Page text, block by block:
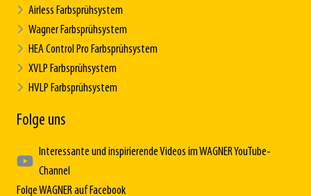
Airless Farbsprühsystem
Wagner Farbsprühsystem
HEA Control Pro Farbsprühsystem
XVLP Farbsprühsystem
HVLP Farbsprühsystem
Folge uns
Interessante und inspirierende Videos im WAGNER YouTube-
Channel
Folge WAGNER auf Facebook